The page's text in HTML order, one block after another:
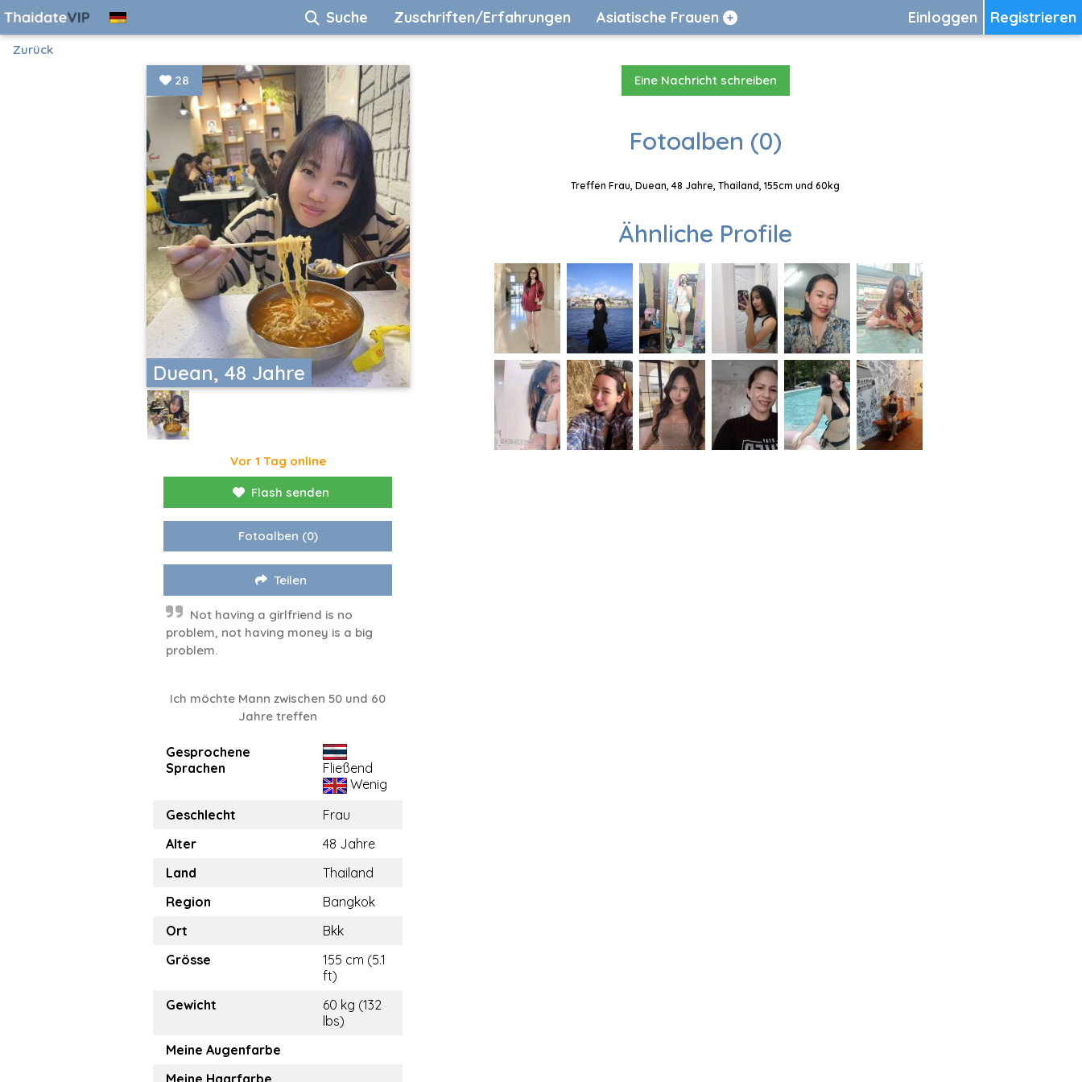
Registrieren
Einloggen
Suche Zuschriften/Erfahrungen Asiatische Frauen
Zurück
Duean, 48 Jahre
28
Vor 1 Tag online
Flash senden
Fotoalben (0)
Teilen
Not having a girlfriend is no
problem, not having money is a big
problem.
Ich möchte Mann zwischen 50 und 60
Jahre treffen
Gesprochene
Sprachen
Fließend
Wenig
Geschlecht
Frau
Alter
48 Jahre
Land
Thailand
Region
Bangkok
Ort
Bkk
Grösse
155 cm (5.1
ft)
Gewicht
60 kg (132
lbs)
Meine Augenfarbe
Eine Nachricht schreiben
Fotoalben (0)
Treffen Frau, Duean, 48 Jahre, Thailand, 155cm und 60kg
Ähnliche Profile